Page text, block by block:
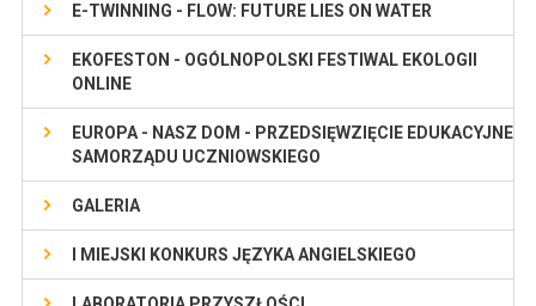
E-TWINNING - FLOW: FUTURE LIES ON WATER
EKOFESTON - OGÓLNOPOLSKI FESTIWAL EKOLOGII
ONLINE
EUROPA - NASZ DOM - PRZEDSIĘWZIĘCIE EDUKACYJNE
SAMORZĄDU UCZNIOWSKIEGO
GALERIA
I MIEJSKI KONKURS JĘZYKA ANGIELSKIEGO